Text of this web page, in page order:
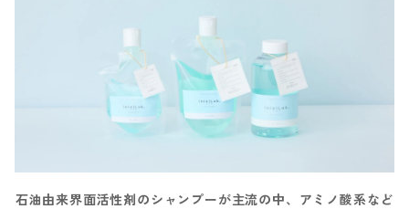
石油由来界面活性剤のシャンプーが主流の中、アミノ酸系など